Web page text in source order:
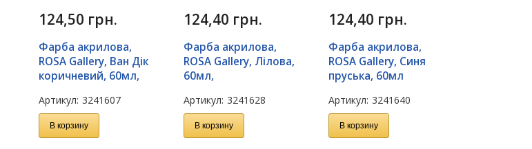
124,50 грн.
Фарба акрилова,
ROSA Gallery, Ван Дік
коричневий, 60мл,
Артикул: 3241607
В корзину
124,40 грн.
Фарба акрилова,
ROSA Gallery, Лілова,
60мл,
Артикул: 3241628
В корзину
124,40 грн.
Фарба акрилова,
ROSA Gallery, Синя
пруська, 60мл
Артикул: 3241640
В корзину